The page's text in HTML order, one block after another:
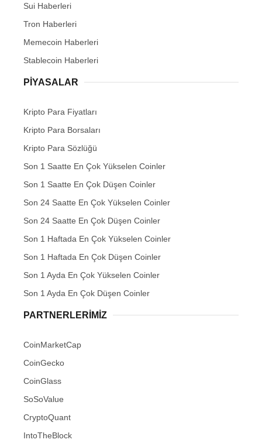
Sui Haberleri
Tron Haberleri
Memecoin Haberleri
Stablecoin Haberleri
PIYASALAR
Kripto Para Fiyatları
Kripto Para Borsaları
Kripto Para Sözlüğü
Son 1 Saatte En Çok Yükselen Coinler
Son 1 Saatte En Çok Düşen Coinler
Son 24 Saatte En Çok Yükselen Coinler
Son 24 Saatte En Çok Düşen Coinler
Son 1 Haftada En Çok Yükselen Coinler
Son 1 Haftada En Çok Düşen Coinler
Son 1 Ayda En Çok Yükselen Coinler
Son 1 Ayda En Çok Düşen Coinler
PARTNERLERIMIZ
CoinMarketCap
CoinGecko
CoinGlass
SoSoValue
CryptoQuant
IntoTheBlock